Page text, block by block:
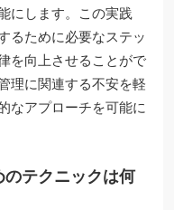
にします。この実践
るために必要なステッ
を向上させることがで
理に関連する不安を軽
なアプローチを可能に
テクニックは何